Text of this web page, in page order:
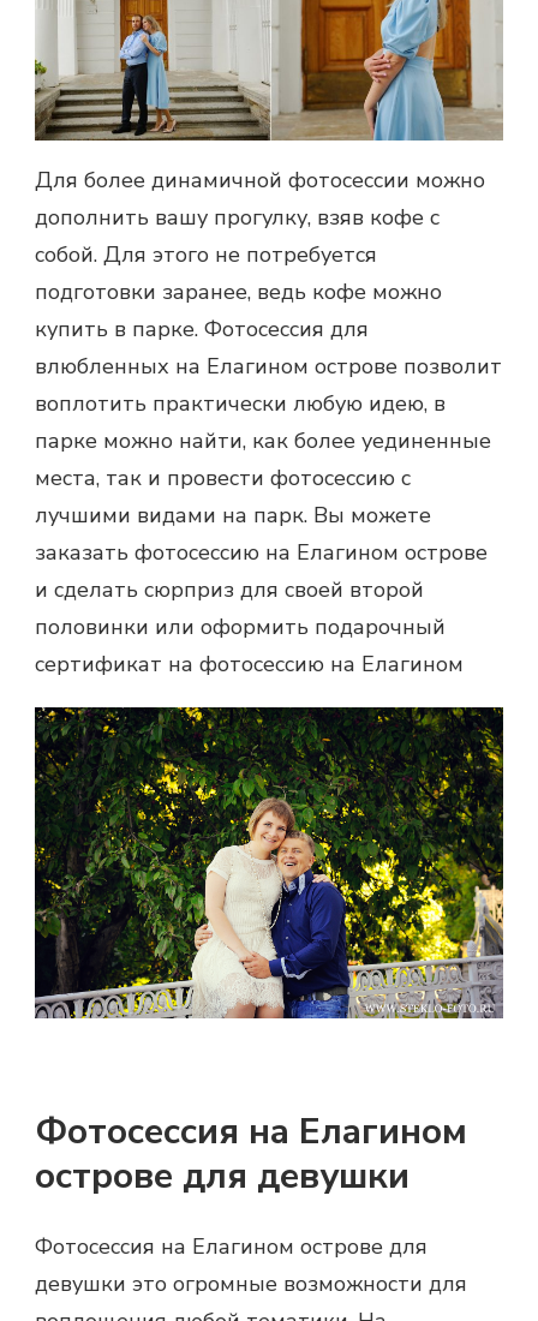
Для более динамичной фотосессии можно
дополнить вашу прогулку, взяв кофе с
собой. Для этого не потребуется
подготовки заранее, ведь кофе можно
купить в парке. Фотосессия для
влюбленных на Елагином острове позволит
воплотить практически любую идею, в
парке можно найти, как более уединенные
места, так и провести фотосессию с
лучшими видами на парк. Вы можете
заказать фотосессию на Елагином острове
и сделать сюрприз для своей второй
половинки или оформить подарочный
сертификат на фотосессию на Елагином
Фотосессия на Елагином
острове для девушки
Фотосессия на Елагином острове для
девушки это огромные возможности для